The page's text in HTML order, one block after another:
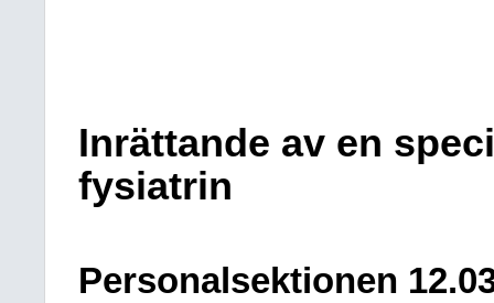
Inrättande av en
fysiatrin
Personalsektionen